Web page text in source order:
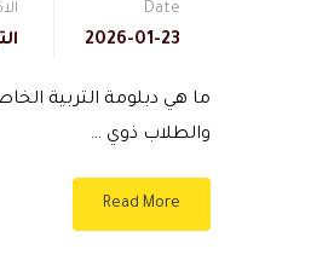
Date
2026-01-23
ما هي دبلومة التربية
والطلاب ذوي …
Read More